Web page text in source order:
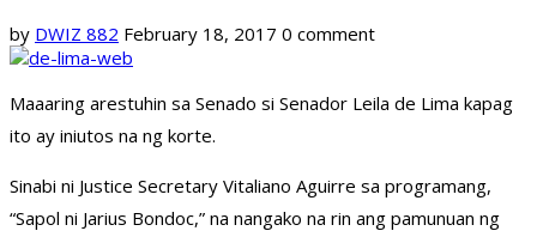
by DWIZ 882 February 18, 2017 0 comment
Maaaring arestuhin sa Senado si Senador Leila de Lima kapag
ito ay iniutos na ng korte.
Sinabi ni Justice Secretary Vitaliano Aguirre sa programang,
“Sapol ni Jarius Bondoc,” na nangako na rin ang pamunuan ng